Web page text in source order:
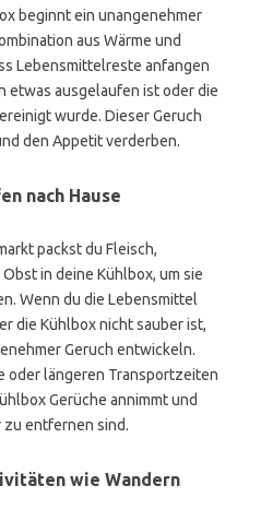
beginnt ein unangenehmer
aus Wärme und
Lebensmittelreste anfangen
etwas ausgelaufen ist oder die
wurde. Dieser Geruch
den Appetit verderben.
nach Hause
packst du Fleisch,
in deine Kühlbox, um sie
Wenn du die Lebensmittel
die Kühlbox nicht sauber ist,
Geruch entwickeln.
oder längeren Transportzeiten
Gerüche annimmt und
entfernen sind.
wie Wandern